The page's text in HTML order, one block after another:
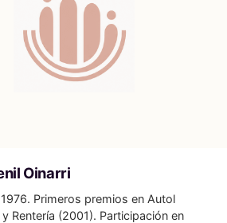
Oinarri
Primeros premios en Autol
Rentería (2001). Participación en